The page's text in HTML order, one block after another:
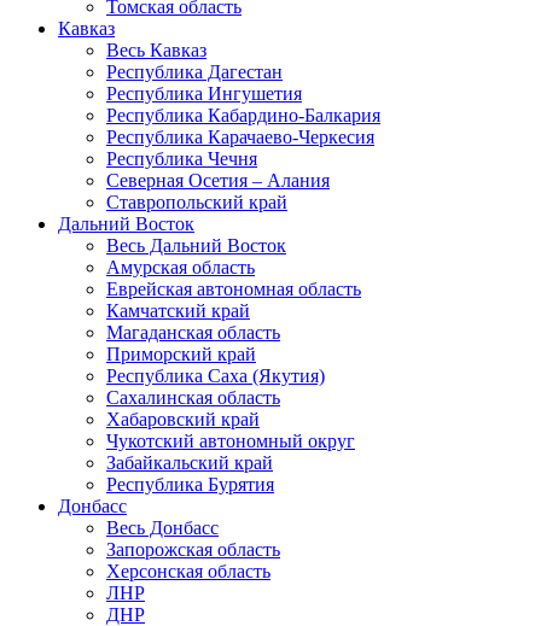
Томская область
Кавказ
Весь Кавказ
Республика Дагестан
Республика Ингушетия
Республика Кабардино-Балкария
Республика Карачаево-Черкесия
Республика Чечня
Северная Осетия – Алания
Ставропольский край
Дальний Восток
Весь Дальний Восток
Амурская область
Еврейская автономная область
Камчатский край
Магаданская область
Приморский край
Республика Саха (Якутия)
Сахалинская область
Хабаровский край
Чукотский автономный округ
Забайкальский край
Республика Бурятия
Донбасс
Весь Донбасс
Запорожская область
Херсонская область
ЛНР
ДНР